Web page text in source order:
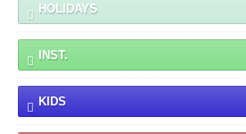
HOLIDAYS
INST.
KIDS